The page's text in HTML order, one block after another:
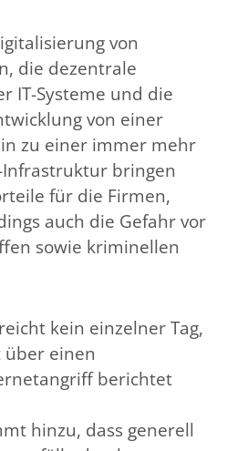
von
die dezentrale
IT-Systeme und die
von einer
zu einer immer mehr
bringen
für die Firmen,
auch die Gefahr vor
sowie kriminellen
kein einzelner Tag,
einen
berichtet
hinzu, dass generell